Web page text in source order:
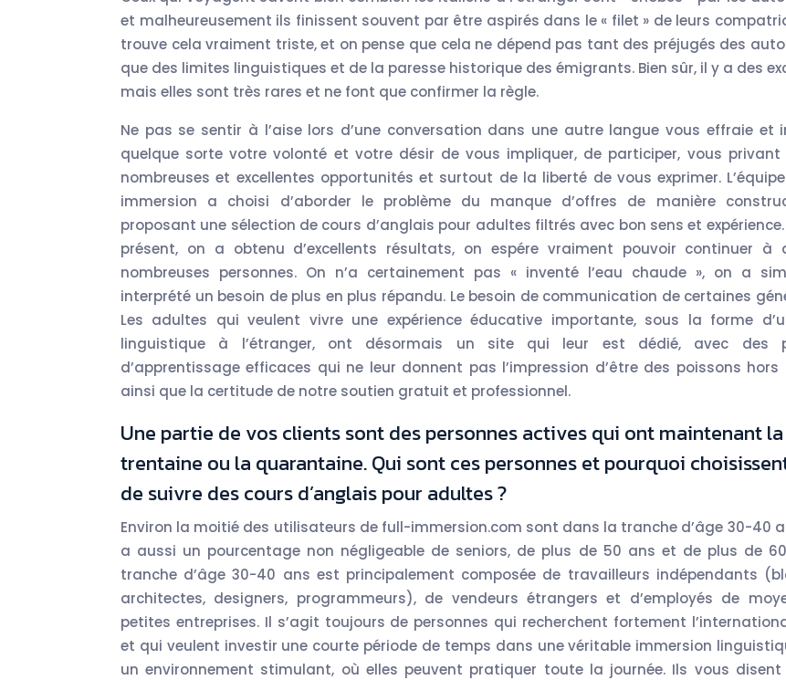
et malheureusement ils finissent souvent par être aspirés dans le « filet » de leurs
trouve cela vraiment triste, et on pense que cela ne dépend pas tant des préjugés des
que des limites linguistiques et de la paresse historique des émigrants. Bien sûr, il y a des
mais elles sont très rares et ne font que confirmer la règle.
Ne pas se sentir à l’aise lors d’une conversation dans une autre langue vous effraie et
quelque sorte votre volonté et votre désir de vous impliquer, de participer, vous
nombreuses et excellentes opportunités et surtout de la liberté de vous exprimer.
immersion a choisi d’aborder le problème du manque d’offres de manière
proposant une sélection de cours d’anglais pour adultes filtrés avec bon sens et expérience.
présent, on a obtenu d’excellents résultats, on espére vraiment pouvoir continuer à
nombreuses personnes. On n’a certainement pas « inventé l’eau chaude », on a
interprété un besoin de plus en plus répandu. Le besoin de communication de certaines
Les adultes qui veulent vivre une expérience éducative importante, sous la forme
linguistique à l’étranger, ont désormais un site qui leur est dédié, avec des
d’apprentissage efficaces qui ne leur donnent pas l’impression d’être des poissons hors
ainsi que la certitude de notre soutien gratuit et professionnel.
Une partie de vos clients sont des personnes actives qui ont maintenant la
trentaine ou la quarantaine. Qui sont ces personnes et pourquoi
de suivre des cours d’anglais pour adultes ?
Environ la moitié des utilisateurs de full-immersion.com sont dans la tranche d’âge 30-40
a aussi un pourcentage non négligeable de seniors, de plus de 50 ans et de plus de
tranche d’âge 30-40 ans est principalement composée de travailleurs indépendants
architectes, designers, programmeurs), de vendeurs étrangers et d’employés de
petites entreprises. Il s’agit toujours de personnes qui recherchent fortement
et qui veulent investir une courte période de temps dans une véritable immersion
un environnement stimulant, où elles peuvent pratiquer toute la journée. Ils vous disent